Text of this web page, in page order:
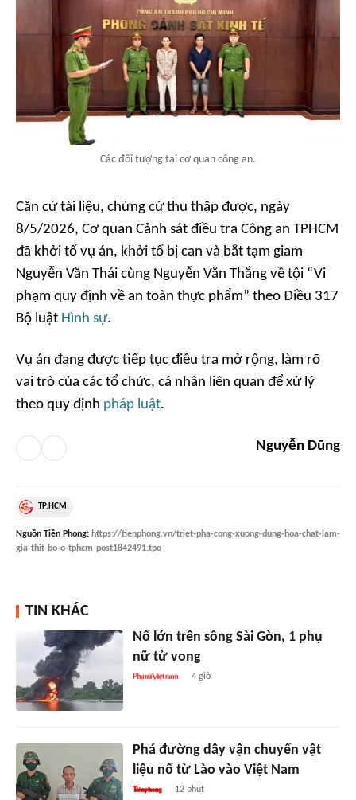
Các đối tượng tại cơ quan công an.
Căn cứ tài liệu, chứng cứ thu thập được, ngày
8/5/2026, Cơ quan Cảnh sát điều tra Công an TPHCM
đã khởi tố vụ án, khởi tố bị can và bắt tạm giam
Nguyễn Văn Thái cùng Nguyễn Văn Thắng về tội “Vi
phạm quy định về an toàn thực phẩm” theo Điều 317
Bộ luật Hình sự.
Vụ án đang được tiếp tục điều tra mở rộng, làm rõ
vai trò của các tổ chức, cá nhân liên quan để xử lý
theo quy định pháp luật.
Nguyễn Dũng
TP.HCM
Nguồn Tiền Phong: https://tienphong.vn/triet-pha-cong-xuong-dung-hoa-chat-lam-
gia-thit-bo-o-tphcm-post1842491.tpo
TIN KHÁC
Nổ lớn trên sông Sài Gòn, 1 phụ
nữ tử vong
4 giờ
Phá đường dây vận chuyển vật
liệu nổ từ Lào vào Việt Nam
12 phút